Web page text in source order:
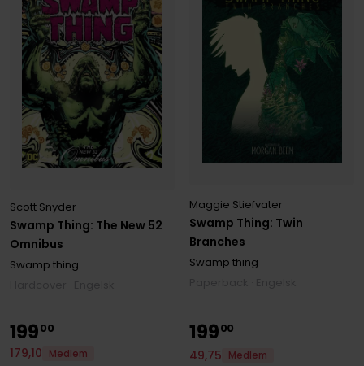
Swamp Thing: The New 52
Omnibus
Scott Snyder
Swamp thing
Swamp Thing: Twin
Branches
Maggie Stiefvater
Swamp thing
19900
179,10
Medlem
19900
49,75
Medlem